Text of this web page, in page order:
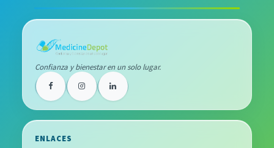
Confianza y bienestar en un solo lugar.
ENLACES